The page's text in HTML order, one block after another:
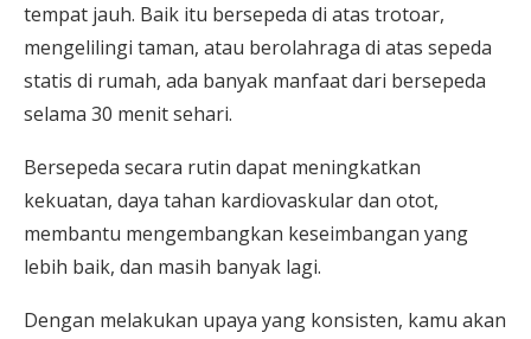
tempat jauh. Baik itu bersepeda di atas trotoar,
mengelilingi taman, atau berolahraga di atas sepeda
statis di rumah, ada banyak manfaat dari bersepeda
selama 30 menit sehari.
Bersepeda secara rutin dapat meningkatkan
kekuatan, daya tahan kardiovaskular dan otot,
membantu mengembangkan keseimbangan yang
lebih baik, dan masih banyak lagi.
Dengan melakukan upaya yang konsisten, kamu akan